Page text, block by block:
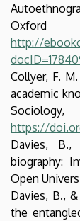
http://
Collyer, F.
academic
https://
Davies,
biography:
Open
Davies, B.,
the